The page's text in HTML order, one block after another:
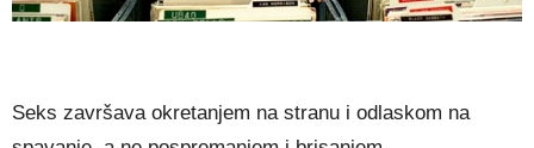
Seks završava okretanjem na stranu i odlaskom na